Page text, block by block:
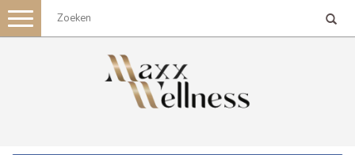
Toggle
navigation